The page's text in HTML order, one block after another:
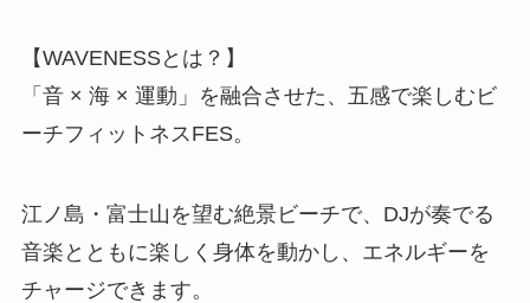
【WAVENESSとは？】
「音 × 海 × 運動」を融合させた、五感で楽しむビ
ーチフィットネスFES。
江ノ島・富士山を望む絶景ビーチで、DJが奏でる
音楽とともに楽しく身体を動かし、エネルギーを
チャージできます。